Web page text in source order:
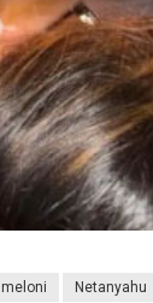
meloni Netanyahu